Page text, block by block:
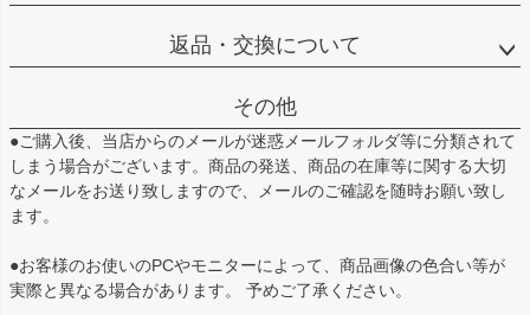
返品・交換について
その他
●ご購入後、当店からのメールが迷惑メールフォルダ等に分類されて
しまう場合がございます。商品の発送、商品の在庫等に関する大切
なメールをお送り致しますので、メールのご確認を随時お願い致し
ます。
●お客様のお使いのPCやモニターによって、商品画像の色合い等が
実際と異なる場合があります。 予めご了承ください。